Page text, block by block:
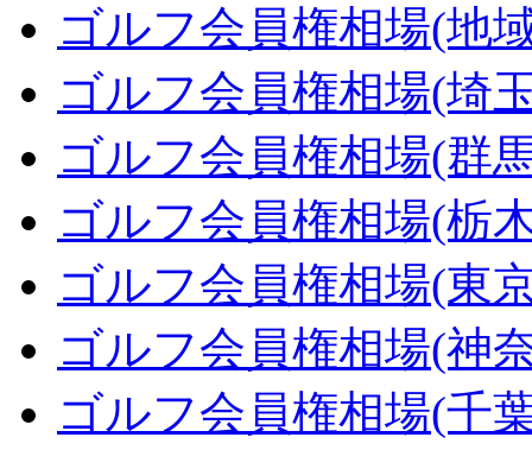
ゴルフ会員権相場(地
ゴルフ会員権相場(埼
ゴルフ会員権相場(群
ゴルフ会員権相場(栃
ゴルフ会員権相場(東
ゴルフ会員権相場(神
ゴルフ会員権相場(千